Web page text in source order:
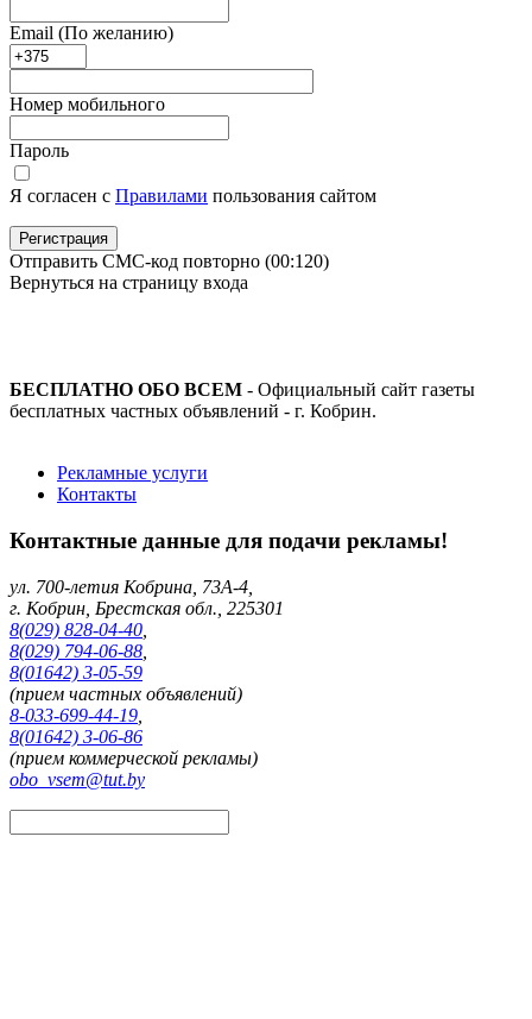
Email (По желанию)
Номер мобильного
Пароль
Я согласен с Правилами пользования сайтом
Регистрация
Отправить СМС-код повторно (00:120)
Вернуться на страницу входа
БЕСПЛАТНО ОБО ВСЕМ - Официальный сайт газеты
бесплатных частных объявлений - г. Кобрин.
Рекламные услуги
Контакты
Контактные данные для подачи рекламы!
ул. 700-летия Кобрина, 73А-4,
г. Кобрин, Брестская обл., 225301
8(029) 828-04-40
8(029) 794-06-88
8(01642) 3-05-59
(прием частных объявлений)
8-033-699-44-19
8(01642) 3-06-86
(прием коммерческой рекламы)
obo_vsem@tut.by